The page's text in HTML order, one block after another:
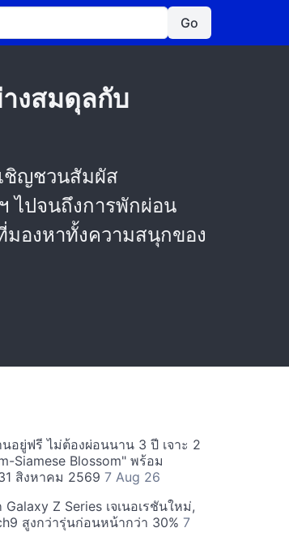
Go
งสมดุลกับ
ชิญชวนสัมผัส
ไปจนถึงการพักผ่อน
มองหาทั้งความสนุกของ
อยู่ฟรี ไม่ต้องผ่อนนาน 3 ปี เจาะ 2
Siamese Blossom" พร้อม
สิงหาคม 2569 7 Aug 26
Z Series เจเนอเรชันใหม่,
สูงกว่ารุ่นก่อนหน้ากว่า 30% 7